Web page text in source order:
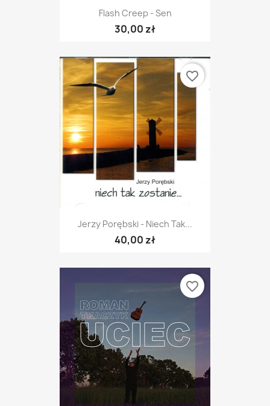
Flash Creep - Sen
30,00 zł
Jerzy Porębski - Niech Tak...
40,00 zł
favorite_border
favorite_border